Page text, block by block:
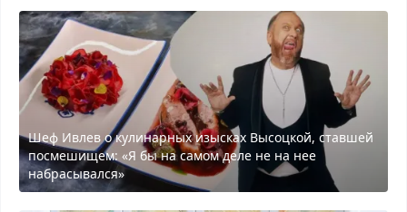
Шеф Ивлев о кулинарных изысках Высоцкой, ставшей
посмешищем: «Я бы на самом деле не на нее
набрасывался»